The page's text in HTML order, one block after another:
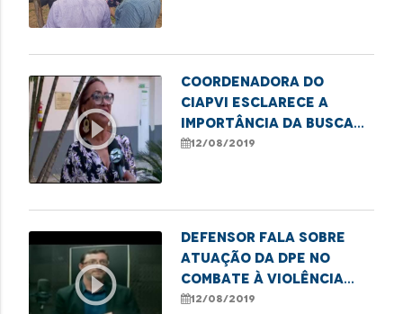
play_circle_outline
Coordenadora do
CIAPVI esclarece a
importância da busca
imediata de idosos
12/08/2019
play_circle_outline
Defensor fala sobre
atuação da DPE no
combate à violência
contra crianças e
12/08/2019